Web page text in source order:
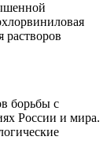
борьбы с
России и мира.